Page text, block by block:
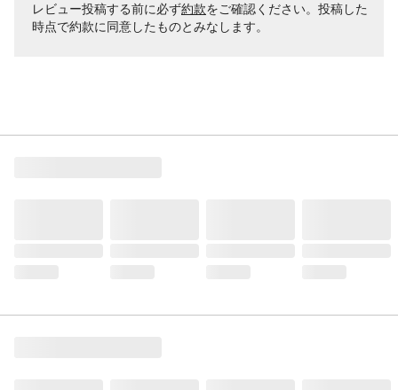
レビュー投稿する前に必ず約款をご確認ください。投稿した
時点で約款に同意したものとみなします。